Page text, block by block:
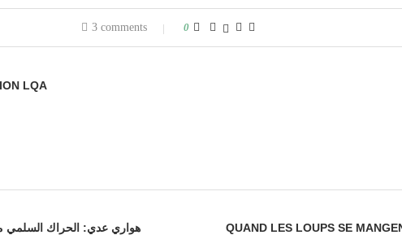
3 comments 0
LQA
هواري عدي: الحراك السلمي
QUAND LES LOUPS SE